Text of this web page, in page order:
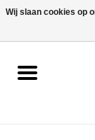
Home
Wij slaan cookies op